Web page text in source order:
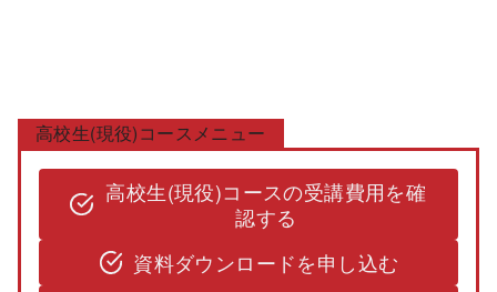
高校生(現役)コースメニュー
高校生(現役)コースの受講費用を確
認する
資料ダウンロードを申し込む